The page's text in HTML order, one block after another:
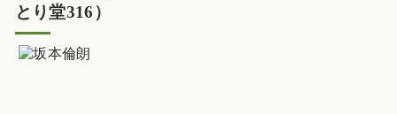
とり堂316）